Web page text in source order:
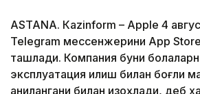
ASTANА. Кazinform – Apple 4
Telegram мессенжерини App
ташлади. Компания буни
эксплуатация қилиш билан боғлиқ
аниқлангани билан изоҳлади, деб